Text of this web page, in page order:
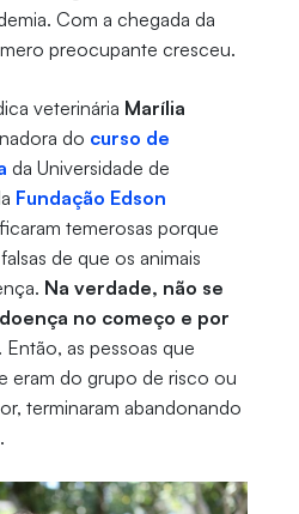
Com a chegada da
preocupante cresceu.
veterinária Marília
do curso de
da Universidade de
Fundação Edson
temerosas porque
de que os animais
Na verdade, não se
no começo e por
. Então, as pessoas que
eram do grupo de risco ou
terminaram abandonando